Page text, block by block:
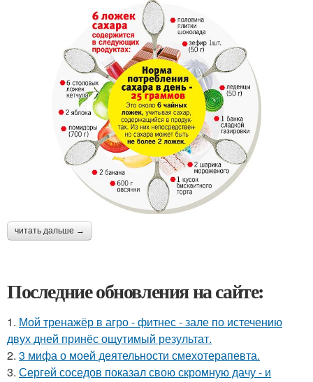
читать дальше →
Последние обновления на сайте:
1. Мой тренажёр в агро - фитнес - зале по истечению
двух дней принёс ощутимый результат.
2. 3 мифа о моей деятельности смехотерапевта.
3. Сергей соседов показал свою скромную дачу - и